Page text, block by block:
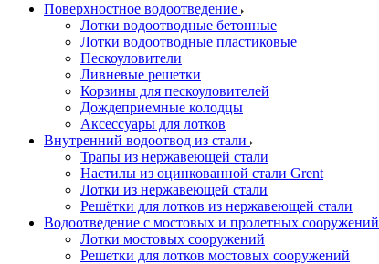
Поверхностное водоотведение
Лотки водоотводные бетонные
Лотки водоотводные пластиковые
Пескоуловители
Ливневые решетки
Корзины для пескоуловителей
Дождеприемные колодцы
Аксессуары для лотков
Внутренний водоотвод из стали
Трапы из нержавеющей стали
Настилы из оцинкованной стали Grent
Лотки из нержавеющей стали
Решётки для лотков из нержавеющей стали
Водоотведение с мостовых и пролетных сооружений
Лотки мостовых сооружений
Решетки для лотков мостовых сооружений